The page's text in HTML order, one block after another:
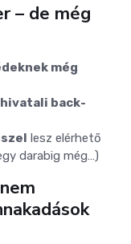
– de még
még
back-
lesz elérhető
darabig még…)